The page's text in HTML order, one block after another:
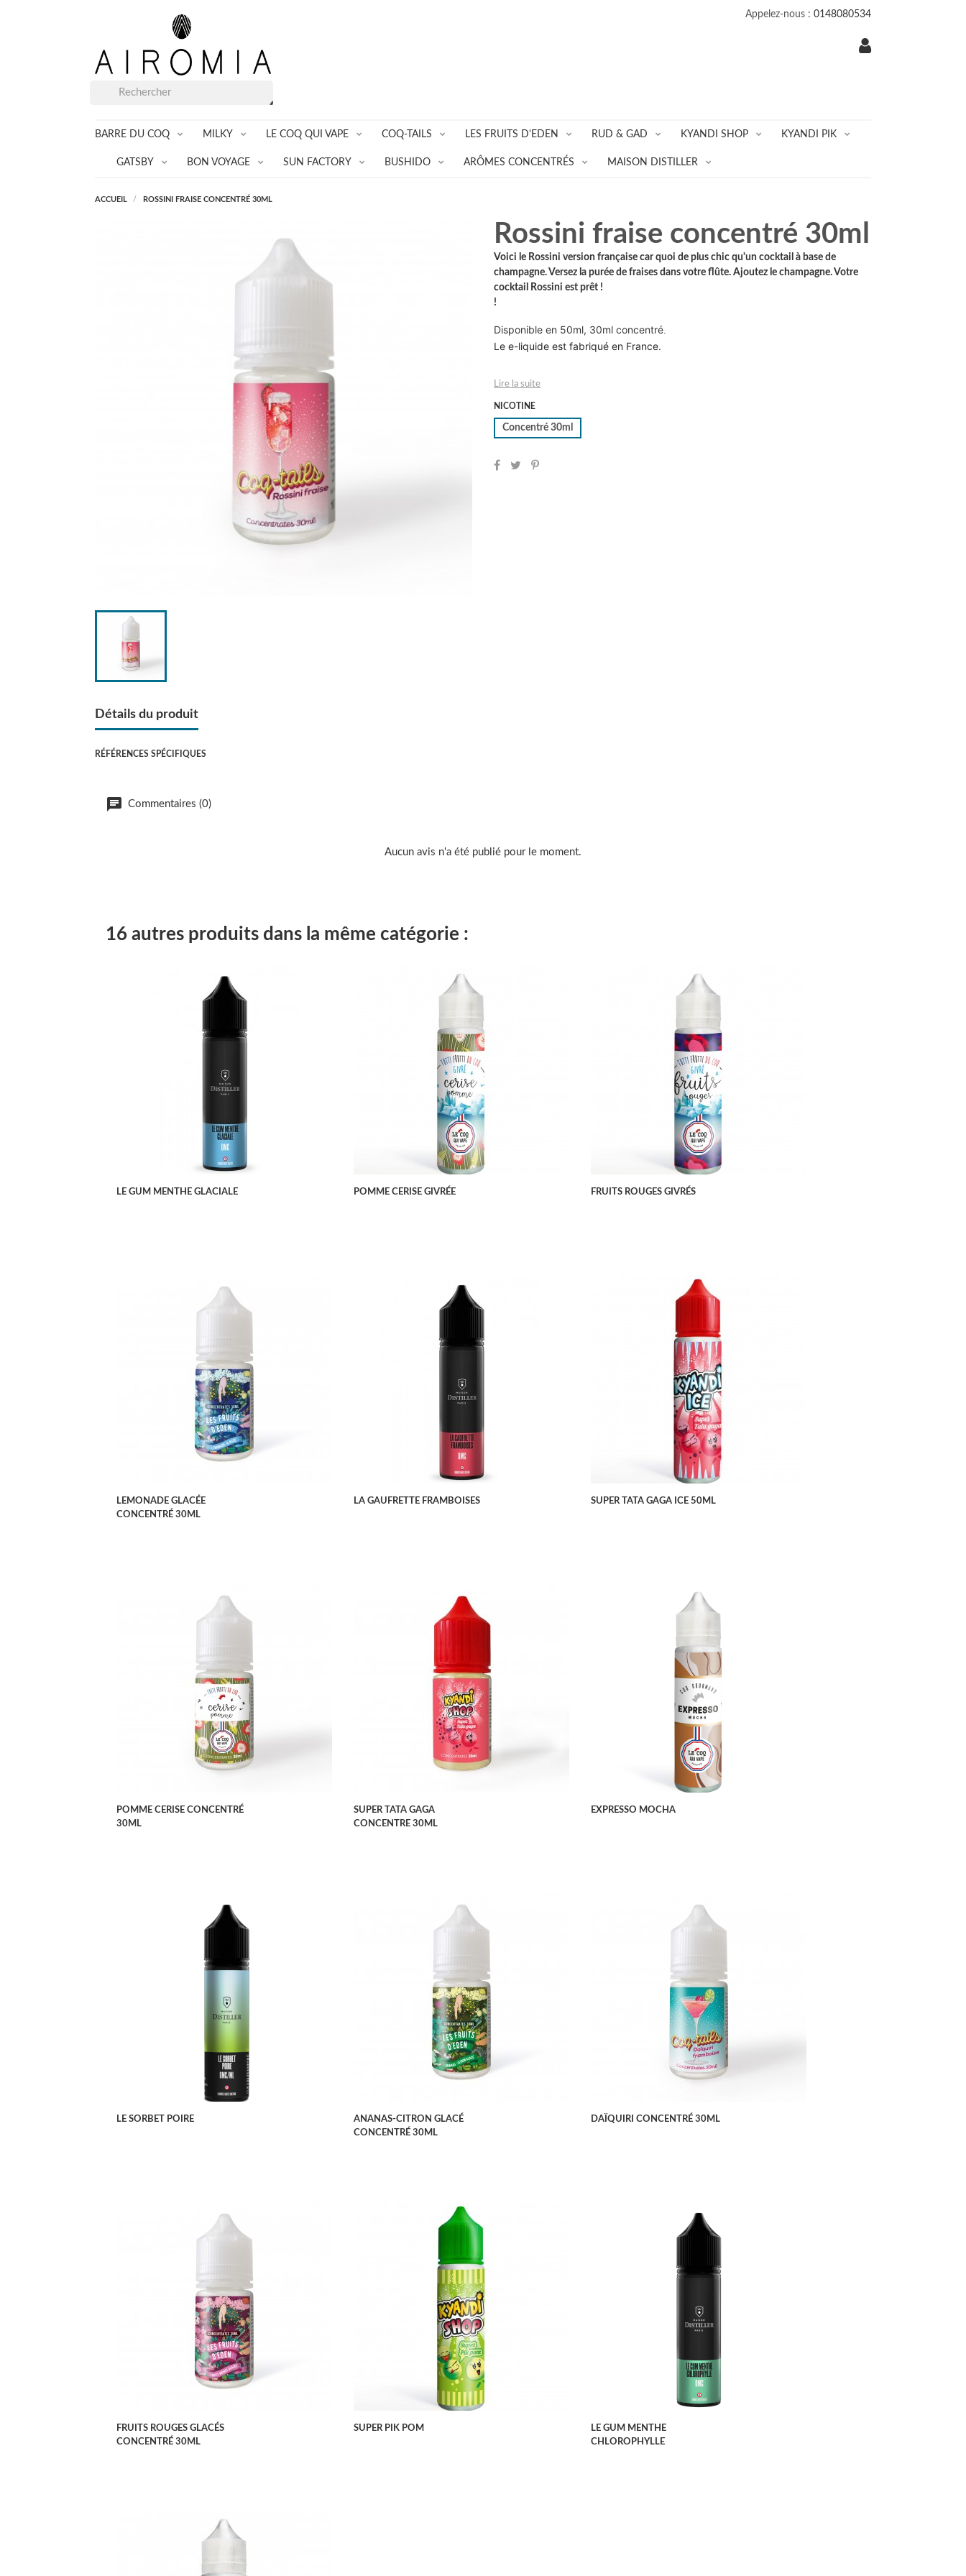
Appelez-nous : 0148080534
BARRE DU COQ MILKY LE COQ QUI VAPE COQ-TAILS LES FRUITS D'EDEN RUD & GAD KYANDI SHOP KYANDI PIK
GATSBY BON VOYAGE SUN FACTORY BUSHIDO ARÔMES CONCENTRÉS MAISON DISTILLER
ACCUEIL ROSSINI FRAISE CONCENTRÉ 30ML
Rossini fraise concentré 30ml
Voici le Rossini version française car quoi de plus chic qu'un cocktail à base de
champagne. Versez la purée de fraises dans votre flûte. Ajoutez le champagne. Votre
cocktail Rossini est prêt !
!
Disponible en 50ml, 30ml concentré.
Le e-liquide est fabriqué en France.
Lire la suite
NICOTINE
Concentré 30ml
Détails du produit
RÉFÉRENCES SPÉCIFIQUES
Commentaires (0)
Aucun avis n'a été publié pour le moment.
16 autres produits dans la même catégorie :
LE GUM MENTHE GLACIALE
APERÇU RAPIDE
POMME CERISE GIVRÉE
APERÇU RAPIDE
FRUITS ROUGES GIVRÉS
APERÇU RAPIDE
LEMONADE GLACÉE
CONCENTRÉ 30ML
APERÇU RAPIDE
LA GAUFRETTE FRAMBOISES
APERÇU RAPIDE
SUPER TATA GAGA ICE 50ML
APERÇU RAPIDE
POMME CERISE CONCENTRÉ
30ML
APERÇU RAPIDE
SUPER TATA GAGA
CONCENTRE 30ML
APERÇU RAPIDE
EXPRESSO MOCHA
APERÇU RAPIDE
LE SORBET POIRE
APERÇU RAPIDE
ANANAS-CITRON GLACÉ
CONCENTRÉ 30ML
APERÇU RAPIDE
DAÏQUIRI CONCENTRÉ 30ML
APERÇU RAPIDE
FRUITS ROUGES GLACÉS
CONCENTRÉ 30ML
APERÇU RAPIDE
SUPER PIK POM
LE GUM MENTHE
CHLOROPHYLLE
APERÇU RAPIDE